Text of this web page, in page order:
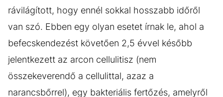
rávilágított, hogy ennél sokkal hosszabb időről
van szó. Ebben egy olyan esetet írnak le, ahol a
befecskendezést követően 2,5 évvel később
jelentkezett az arcon cellulitisz (nem
összekeverendő a cellulittal, azaz a
narancsbőrrel), egy bakteriális fertőzés, amelyről